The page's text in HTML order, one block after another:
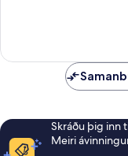
Skráðu þig inn
Meiri